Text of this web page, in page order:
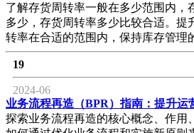
了解存货周转率一般在多少范围内，
多少，存货周转率多少比较合适。提
转率在合适的范围内，保持库存管理
19
2024-06
业务流程再造（BPR）指南：提升运
探索业务流程再造的核心概念、作用